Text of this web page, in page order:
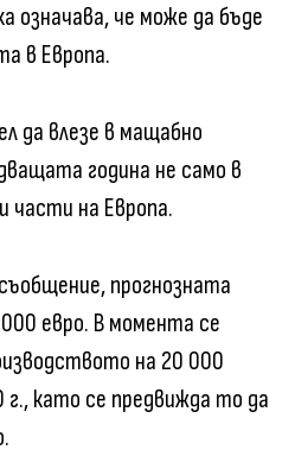
означава, че може да бъде
в Европа.
да влезе в мащабно
година не само в
части на Европа.
прогнозната
евро. В момента се
на 20 000
г., като се предвижда то да